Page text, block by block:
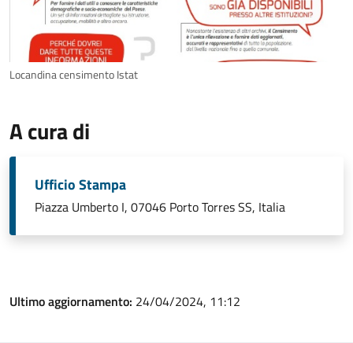
Locandina censimento Istat
A cura di
Ufficio Stampa
Piazza Umberto I, 07046 Porto Torres SS, Italia
Ultimo aggiornamento: 24/04/2024, 11:12